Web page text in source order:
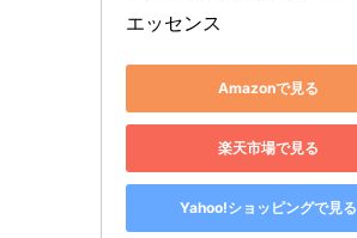
エッセンス
Amazonで見る
楽天市場で見る
Yahoo!ショッピングで見る